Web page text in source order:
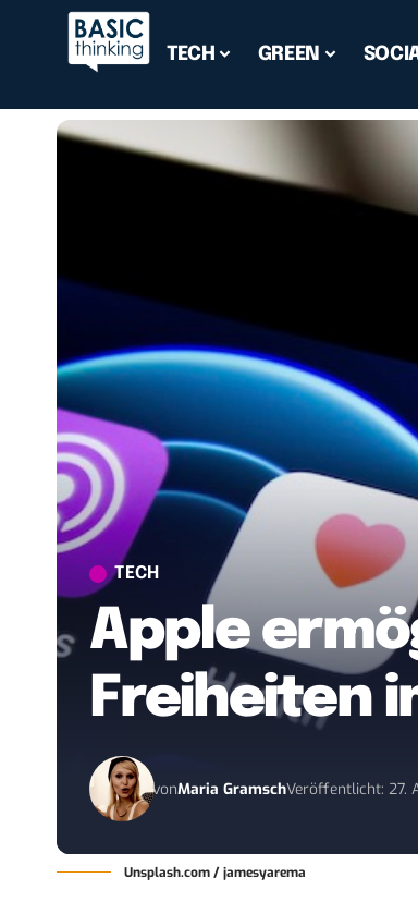
TECH GREEN
TECH
Apple
Freiheiten
vonMaria GramschVeröffentlicht: 27.
Unsplash.com / jamesyarema